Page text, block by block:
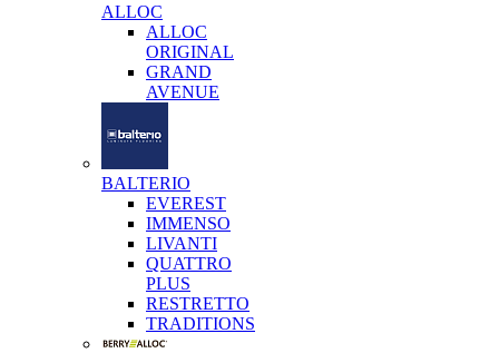
ALLOC
ALLOC
ORIGINAL
GRAND
AVENUE
BALTERIO
EVEREST
IMMENSO
LIVANTI
QUATTRO
PLUS
RESTRETTO
TRADITIONS